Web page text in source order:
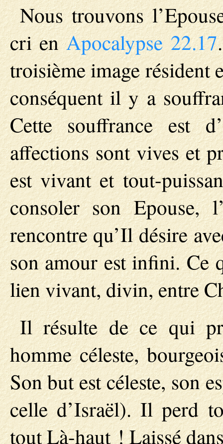
Nous trouvons
cri enApocalypse 22.17
troisième image résident
conséquent il y a
Cette souffrance est
affections sont vives et
est vivant et tout-
consoler son Epouse,
rencontre qu’Il désire
son amour est infini. Ce
lien vivant, divin, entre
Il résulte de ce qui
homme céleste,
Son but est céleste, son
celle d’Israël). Il perd
tout Là-haut ! Laissé